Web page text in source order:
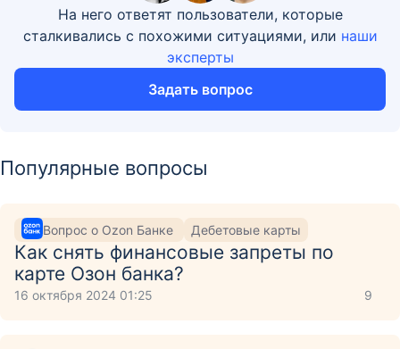
На него ответят пользователи, которые
сталкивались с похожими ситуациями, или наши
эксперты
Задать вопрос
Популярные вопросы
Вопрос о Ozon Банке Дебетовые карты
Как снять финансовые запреты по
карте Озон банка?
16 октября 2024 01:25 9